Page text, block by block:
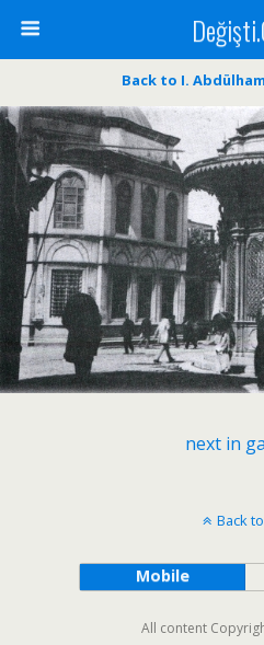
Back to I.
next in
Back
Mobile
All content